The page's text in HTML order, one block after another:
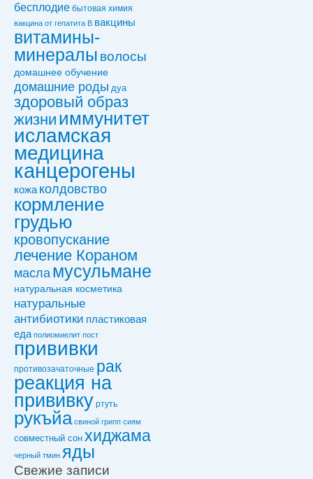
бесплодие бытовая химия
вакцинa от гепатита В вакцины
витамины-
минералы волосы
домашнее обучение
домашние роды дуа
здоровый образ
жизни иммунитет
исламская
медицина
канцерогены
кожа колдовствo
кормление
грудью
кровопускание
лечение Кораном
масла мусульмане
натуральная косметика
натуральные
антибиотики пластиковая
еда полиомиелит пост
прививки
противозачаточные рак
реакция на
прививку ртуть
рукъйа свиной грипп сиям
совместный сон хиджама
черный тмин яды
Свежие записи